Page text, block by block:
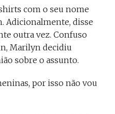
com o seu nome
Adicionalmente, disse
outra vez. Confuso
Marilyn decidiu
sobre o assunto.
por isso não vou